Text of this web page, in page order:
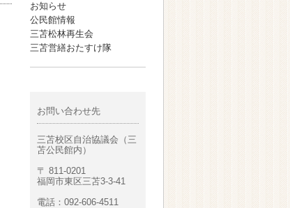
お知らせ
公民館情報
三苫松林再生会
三苫営繕おたすけ隊
お問い合わせ先
三苫校区自治協議会（三
苫公民館内）
〒 811-0201
福岡市東区三苫3-3-41
電話：092-606-4511